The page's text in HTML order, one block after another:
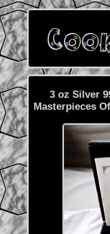
3 oz Silver
Masterpieces